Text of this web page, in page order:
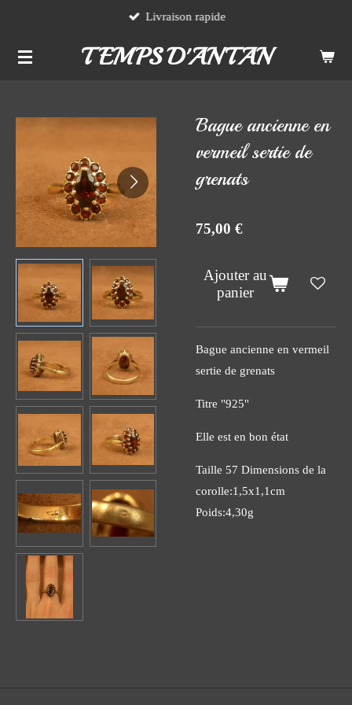
contenu
TEMPS D'ANTAN
Livraison rapide
Bague ancienne en
vermeil sertie de
grenats
75,00 €
Ajouter au
panier
Bague ancienne en vermeil
sertie de grenats
Titre "925"
Elle est en bon état
Taille 57 Dimensions de la
corolle:1,5x1,1cm
Poids:4,30g